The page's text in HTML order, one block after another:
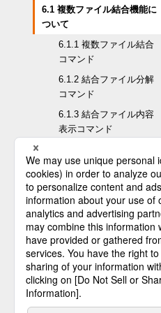
6.1 複数ファイル結合機能に
ついて
6.1.1 複数ファイル結合
コマンド
6.1.2 結合ファイル分解
コマンド
6.1.3 結合ファイル内容
表示コマンド
付録A. 履歴ファイルのフォーマッ
ト
付録B. コード変換一覧
付録C. CLプログラムへの組み込
み
付録D. 困ったとき